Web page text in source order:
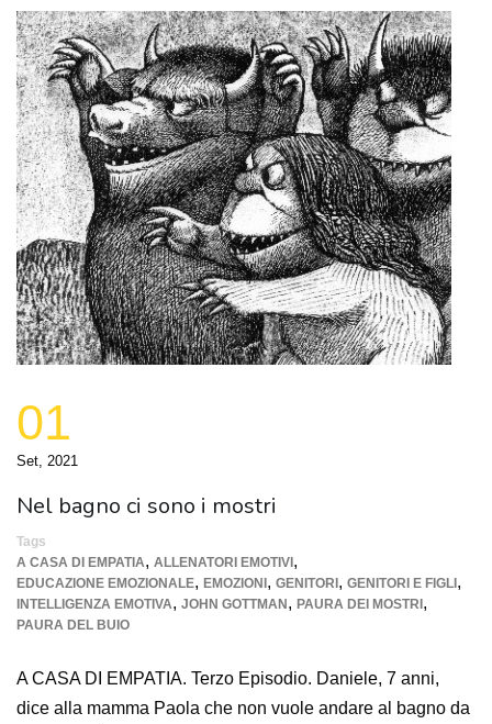
01
Set, 2021
Nel bagno ci sono i mostri
Tags
A CASA DI EMPATIA, ALLENATORI EMOTIVI ,
EDUCAZIONE EMOZIONALE, EMOZIONI , GENITORI , GENITORI E FIGLI ,
INTELLIGENZA EMOTIVA, JOHN GOTTMAN , PAURA DEI MOSTRI ,
PAURA DEL BUIO
A CASA DI EMPATIA. Terzo Episodio. Daniele, 7 anni,
dice alla mamma Paola che non vuole andare al bagno da